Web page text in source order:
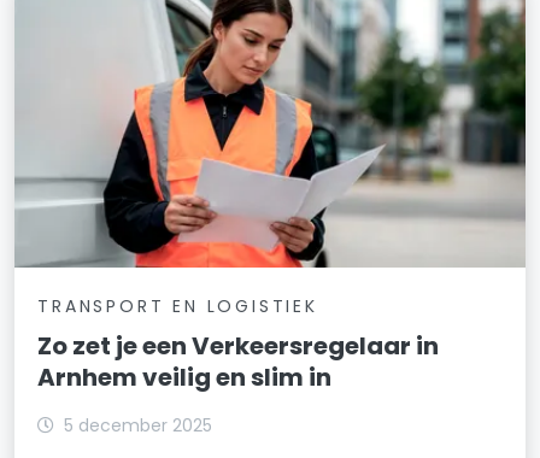
TRANSPORT EN LOGISTIEK
Zo zet je een Verkeersregelaar in
Arnhem veilig en slim in
5 december 2025